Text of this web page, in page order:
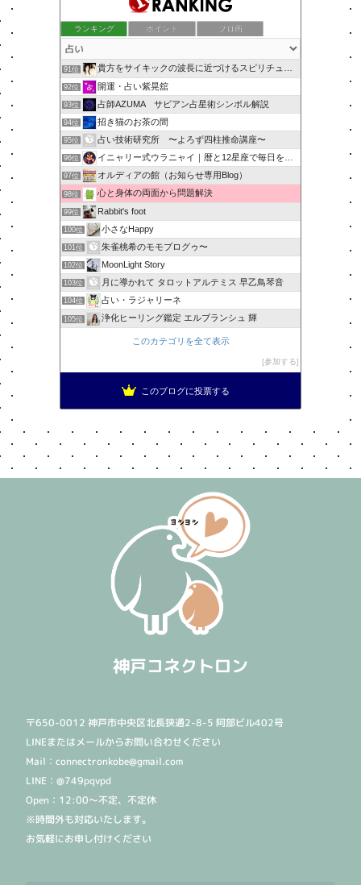
ランキング ポイント ブロ画
91位 貴方をサイキックの波長に近づけるスピリチュアルヒーラー ゆい
92位 開運・占い紫晃舘
93位 占師AZUMA サビアン占星術シンボル解説
94位 招き猫のお茶の間
95位 占い技術研究所 〜よろず四柱推命講座〜
96位 イニャリー式ウラニャイ｜暦と12星座で毎日を開運ニャン
97位 オルディアの館（お知らせ専用Blog）
98位 心と身体の両面から問題解決
99位 Rabbit's foot
100位 小さなHappy
101位 朱雀桃希のモモプログゥ〜
102位 MoonLight Story
103位 月に導かれて タロットアルテミス 早乙鳥琴音
104位 占い・ラジャリーネ
105位 浄化ヒーリング鑑定 エルブランシュ 輝
このカテゴリを全て表示
参加する
このブログに投票する
神戸コネクトロン
〒650-0012 神戸市中央区北長狭通2-8-5 阿部ビル402号
LINEまたはメールからお問い合わせください
Mail：connectronkobe@gmail.com
LINE：@749pqvpd
Open：12:00〜不定、不定休
※時間外も対応いたします。
お気軽にお申し付けください